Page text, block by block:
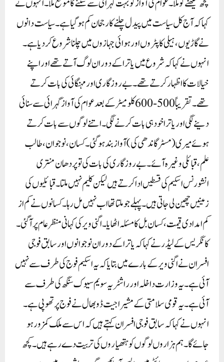
کچھ سیکھنے کو ملا۔ عوام کی آواز کو بہت گہرائی سے سننے کا موقع ملا۔ انہوں نے
کہا کہ آج کل سیاست میں پیدل چلنے کا رجحان کم ہو گیا ہے ۔ سیاست دانوں
نے گاڑیوں، ہیلی کاپٹروں اور ہوائی جہازوں میں چلنا شروع کر دیا ہے ۔
انہوں نے کہا کہ شروع میں یاترا کے دوران لوگ آتے تھے اور اپنے
خیالات کا اظہار کرتے تھے ۔ بے روزگاری اور مہنگائی کی بات کرتے
تھے۔ تقریباً500-600 کلو میٹر کے بعد عوام کی آواز گہرائی سے سنائی
دینے لگی اور یاترا خود ہی بات کرنے لگی۔ اتنے لوگوں سے بات کرتے
ہوئے میری (مسٹر گاندھی کی) آواز بند ہو گئی۔ کسان، نوجوان، طالب
علم، قبائلی وغیرہ آئے ۔ بے روزگاری کی بات کی تو پردھان منتری
انشورنس اسکیم کی قسطیں ادا کرتے ہیں لیکن کلیم نہیں ملتا۔ قبائلیوں کی
زمینیں چھین لی جاتی ہیں۔ پہلے جو ملتا تھا اب نہیں مل رہا۔ کسانوں نے کم از
کم امدادی قیمت، کسان بل کا مسئلہ اٹھایا۔ اگنی ویر کی کہانی منظر عام پر آگئی۔
کانگریس کے لیڈر نے کہا کہ یاترا کے دوران نوجوانوں اور سابق فوجی
افسران نے اگنی ویر کے بارے میں بتایا کہ یہ اسکیم فوج کی طرف سے نہیں
آئی ہے ۔ یہ وزارت داخلہ اور راشٹریہ سویم سیوک سنگھ کی طرف سے
آئی ہے ۔ یہ قومی سلامتی کے مشیر اجیت ڈوبھال نے فوج پر تھوپی ہے ۔
انہوں نے کہا کہ سابق فوجی افسران کہتے ہیں کہ اس سے ملک کمزور ہو
جائے گا۔ ہم ہزاروں لوگوں کو ہتھیاروں کی تربیت دے رہے ہیں۔ کچھ